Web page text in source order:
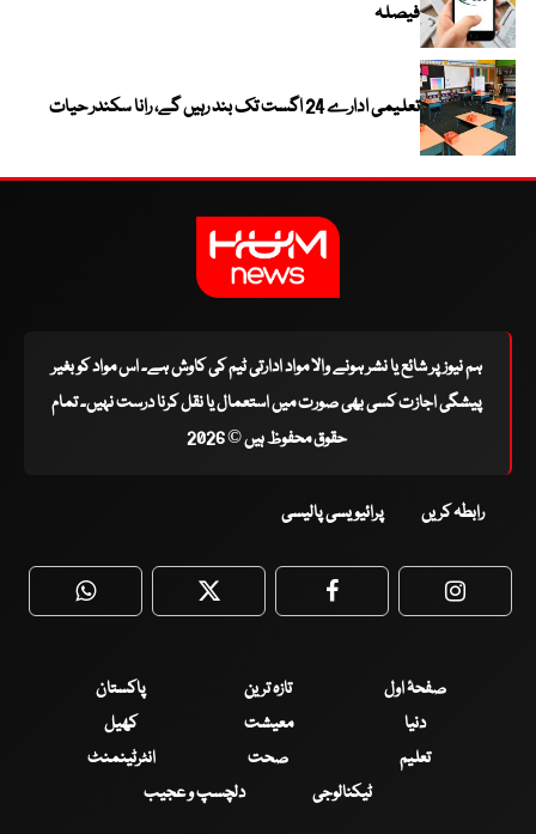
فیصلہ
تعلیمی ادارے 24 اگست تک بند رہیں گے، رانا سکندر حیات
ہم نیوز پر شائع یا نشر ہونے والا مواد ادارتی ٹیم کی کاوش ہے۔ اس مواد کو بغیر
پیشگی اجازت کسی بھی صورت میں استعمال یا نقل کرنا درست نہیں۔ تمام
حقوق محفوظ ہیں © 2026
رابطہ کریں پرائیویسی پالیسی
WhatsApp Twitter Facebook
صفحۂ اول تازہ ترین
پاکستان
دنیا
معیشت
کھیل
تعلیم
صحت
انٹرٹینمنٹ
ٹیکنالوجی
دلچسپ و عجیب